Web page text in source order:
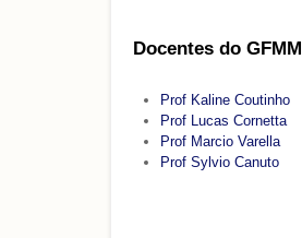
Docentes do GFMM
Prof Kaline Coutinho
Prof Lucas Cornetta
Prof Marcio Varella
Prof Sylvio Canuto